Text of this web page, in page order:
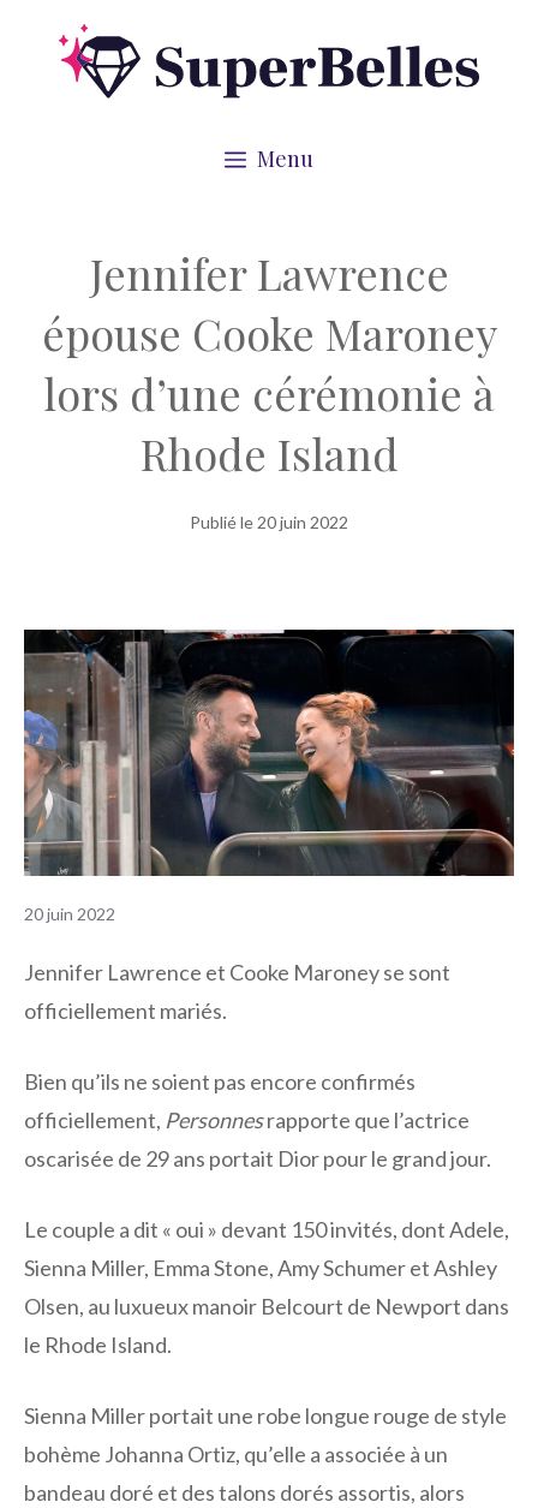
Menu
Jennifer Lawrence
épouse Cooke Maroney
lors d’une cérémonie à
Rhode Island
Publié le 20 juin 2022
20 juin 2022
Jennifer Lawrence et Cooke Maroney se sont
officiellement mariés.
Bien qu’ils ne soient pas encore confirmés
officiellement, Personnesrapporte que l’actrice
oscarisée de 29 ans portait Dior pour le grand jour.
Le couple a dit « oui » devant 150 invités, dont Adele,
Sienna Miller, Emma Stone, Amy Schumer et Ashley
Olsen, au luxueux manoir Belcourt de Newport dans
le Rhode Island.
Sienna Miller portait une robe longue rouge de style
bohème Johanna Ortiz, qu’elle a associée à un
bandeau doré et des talons dorés assortis, alors